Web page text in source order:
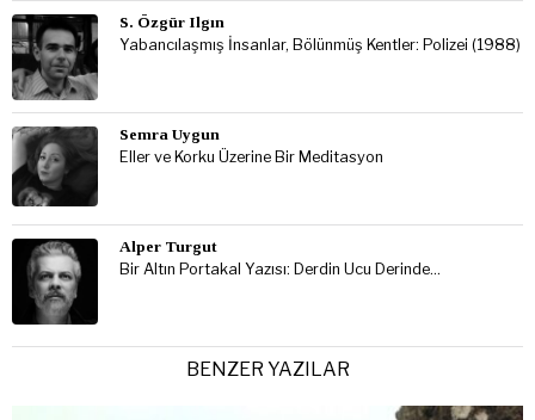
S. Özgür Ilgın
Yabancılaşmış İnsanlar, Bölünmüş Kentler: Polizei (1988)
Semra Uygun
Eller ve Korku Üzerine Bir Meditasyon
Alper Turgut
Bir Altın Portakal Yazısı: Derdin Ucu Derinde…
BENZER YAZILAR